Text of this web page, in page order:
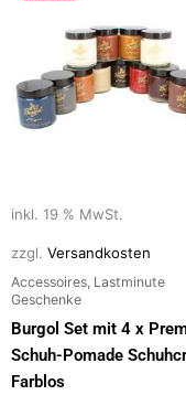
inkl. 19 % MwSt.
zzgl. Versandkosten
Accessoires, Lastminute
Geschenke
Burgol Set mit 4 x
Schuh-Pomade
Farblos